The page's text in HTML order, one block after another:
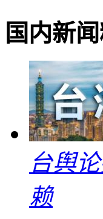
国内新闻
台舆
赖